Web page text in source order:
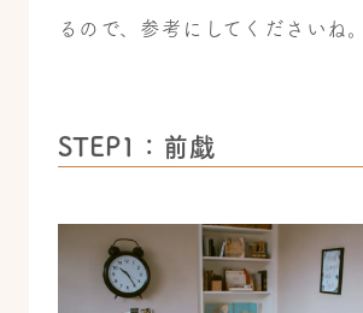
るので、参考にしてくださいね。
STEP1：前戯